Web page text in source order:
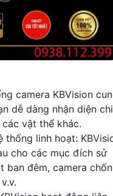
camera KBVision
dễ dàng nhận diện chi
vật thể khác.
thống linh hoạt:
cho các mục đích sử
ban đêm, camera